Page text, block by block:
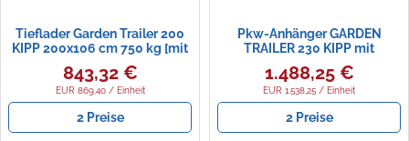
Tieflader Garden Trailer 200
KIPP 200x106 cm 750 kg [mit
Flachplane und Stützrad]
843,32 €
EUR 869,40 / Einheit
2 Preise
Pkw-Anhänger GARDEN
TRAILER 230 KIPP mit
Stützrad, zusätzlichen
Bordwänden, Hochplane und
Hochspriegel H800
1.488,25 €
EUR 1.538,25 / Einheit
2 Preise